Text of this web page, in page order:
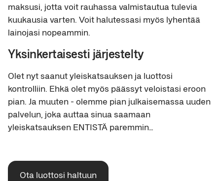
maksusi, jotta voit rauhassa valmistautua tulevia
kuukausia varten. Voit halutessasi myös lyhentää
lainojasi nopeammin.
Yksinkertaisesti järjestelty
Olet nyt saanut yleiskatsauksen ja luottosi
kontrolliin. Ehkä olet myös päässyt veloistasi eroon
pian. Ja muuten - olemme pian julkaisemassa uuden
palvelun, joka auttaa sinua saamaan
yleiskatsauksen ENTISTÄ paremmin…
Ota luottosi haltuun